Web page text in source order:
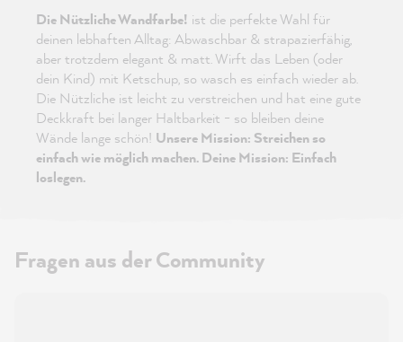
Die Nützliche Wandfarbe! ist die perfekte Wahl für
deinen lebhaften Alltag: Abwaschbar & strapazierfähig,
aber trotzdem elegant & matt. Wirft das Leben (oder
dein Kind) mit Ketschup, so wasch es einfach wieder ab.
Die Nützliche ist leicht zu verstreichen und hat eine gute
Deckkraft bei langer Haltbarkeit - so bleiben deine
Wände lange schön! Unsere Mission: Streichen so
einfach wie möglich machen. Deine Mission: Einfach
loslegen.
Fragen aus der Community